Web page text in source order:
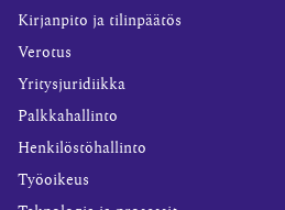
Kirjanpito ja tilinpäätös
Verotus
Yritysjuridiikka
Palkkahallinto
Henkilöstöhallinto
Työoikeus